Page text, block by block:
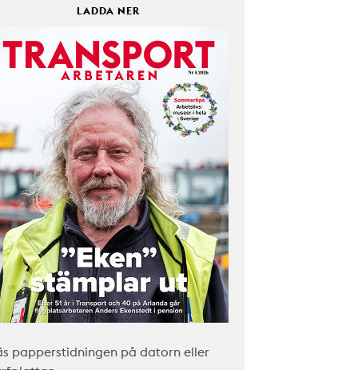
LADDA NER
papperstidningen på datorn eller